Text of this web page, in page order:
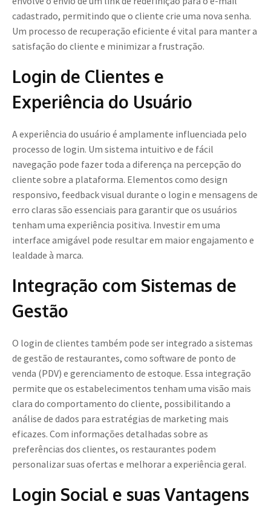
cadastrado, permitindo que o cliente crie uma nova senha.
Um processo de recuperação eficiente é vital para manter a
satisfação do cliente e minimizar a frustração.
Login de Clientes e
Experiência do Usuário
A experiência do usuário é amplamente influenciada pelo
processo de login. Um sistema intuitivo e de fácil
navegação pode fazer toda a diferença na percepção do
cliente sobre a plataforma. Elementos como design
responsivo, feedback visual durante o login e mensagens de
erro claras são essenciais para garantir que os usuários
tenham uma experiência positiva. Investir em uma
interface amigável pode resultar em maior engajamento e
lealdade à marca.
Integração com Sistemas de
Gestão
O login de clientes também pode ser integrado a sistemas
de gestão de restaurantes, como software de ponto de
venda (PDV) e gerenciamento de estoque. Essa integração
permite que os estabelecimentos tenham uma visão mais
clara do comportamento do cliente, possibilitando a
análise de dados para estratégias de marketing mais
eficazes. Com informações detalhadas sobre as
preferências dos clientes, os restaurantes podem
personalizar suas ofertas e melhorar a experiência geral.
Login Social e suas Vantagens